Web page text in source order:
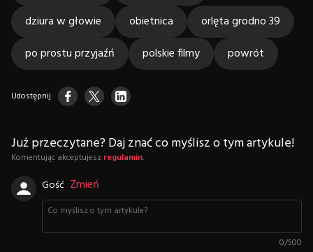
dziura w głowie
obietnica
orlęta grodno 39
po prostu przyjaźń
polskie filmy powrót
Udostępnij
Już przeczytane? Daj znać co myślisz o tym artykule!
Komentując akceptujesz regulamin.
Gość Zmień
0/500